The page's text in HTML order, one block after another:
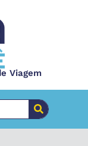
Viagem